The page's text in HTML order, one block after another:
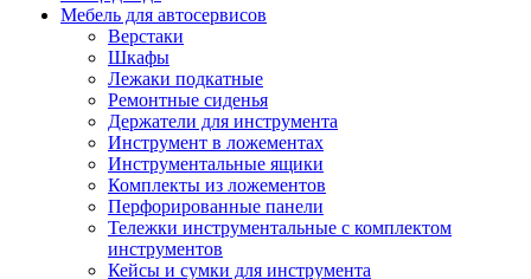
Мебель для автосервисов
Верстаки
Шкафы
Лежаки подкатные
Ремонтные сиденья
Держатели для инструмента
Инструмент в ложементах
Инструментальные ящики
Комплекты из ложементов
Перфорированные панели
Тележки инструментальные с комплектом
инструментов
Кейсы и сумки для инструмента